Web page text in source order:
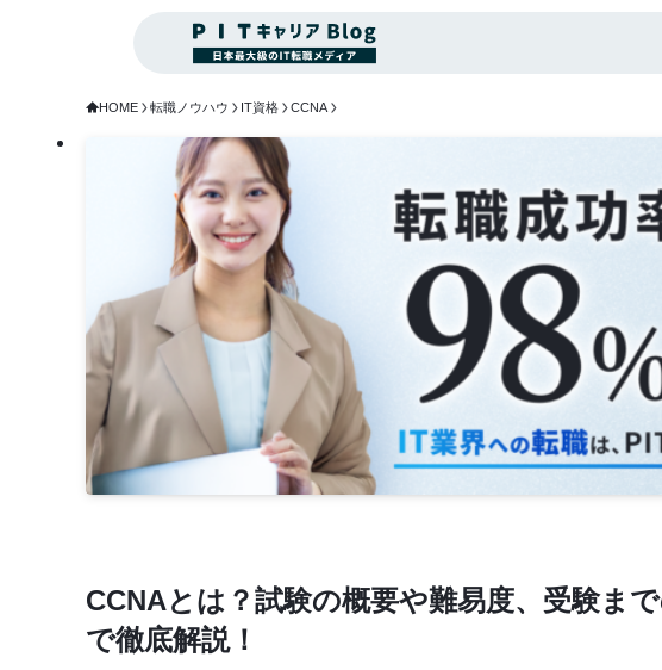
HOME 転職ノウハウ IT資格 CCNA
CCNAとは？試験の概要や難易度、受験ま
で徹底解説！